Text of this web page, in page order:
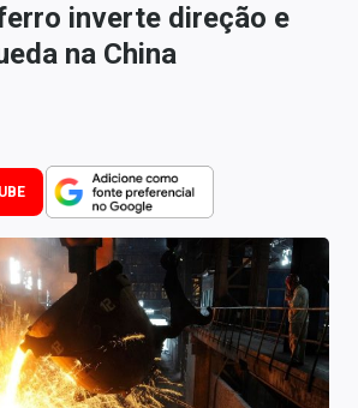
inverte direção e
na China